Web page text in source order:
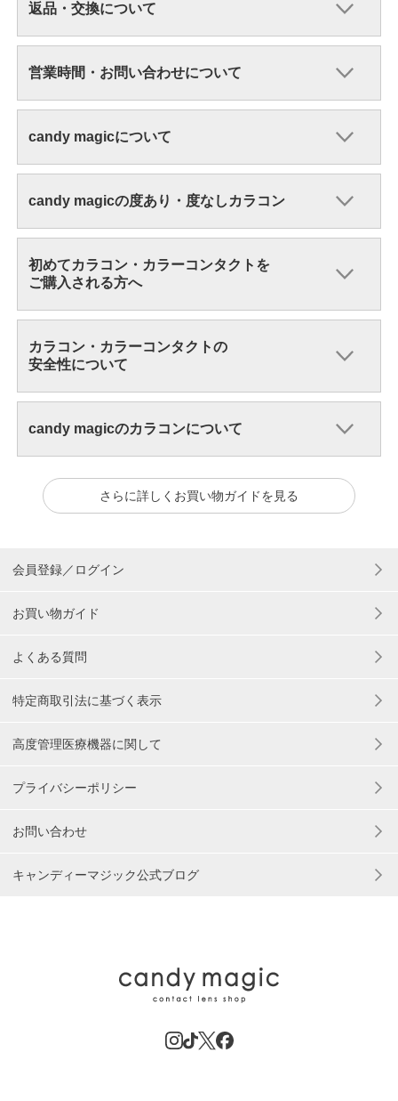
返品・交換について
営業時間・お問い合わせについて
candy magicについて
candy magicの度あり・度なしカラコン
初めてカラコン・カラーコンタクトを
ご購入される方へ
カラコン・カラーコンタクトの
安全性について
candy magicのカラコンについて
さらに詳しくお買い物ガイドを見る
会員登録／ログイン
お買い物ガイド
よくある質問
特定商取引法に基づく表示
高度管理医療機器に関して
プライバシーポリシー
お問い合わせ
キャンディーマジック公式ブログ